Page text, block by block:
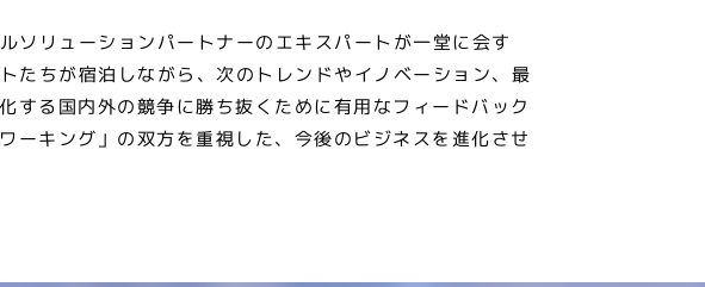
ソリューションパートナーのエキスパートが一堂に会す
たちが宿泊しながら、次のトレンドやイノベーション、最
る国内外の競争に勝ち抜くために有用なフィードバック
ーキング」の双方を重視した、今後のビジネスを進化させ